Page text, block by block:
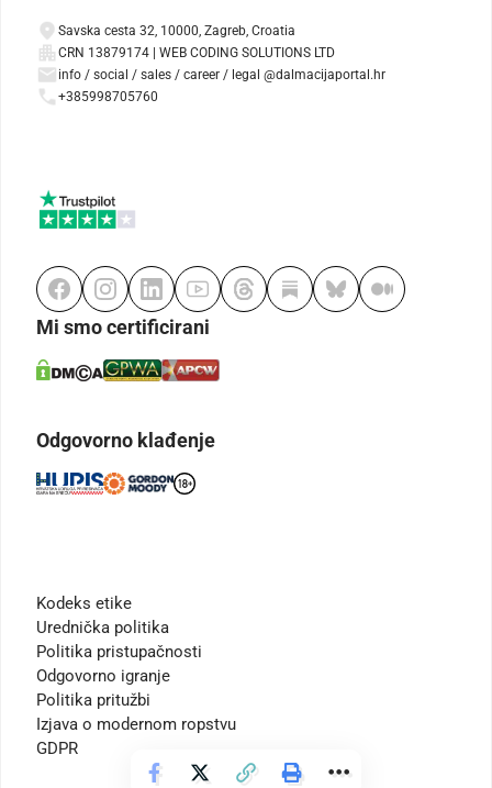
Savska cesta 32, 10000, Zagreb, Croatia
CRN 13879174 | WEB CODING SOLUTIONS LTD
info / social / sales / career / legal @dalmacijaportal.hr
+385998705760
Mi smo certificirani
Odgovorno klađenje
Kodeks etike
Urednička politika
Politika pristupačnosti
Odgovorno igranje
Politika pritužbi
Izjava o modernom ropstvu
GDPR